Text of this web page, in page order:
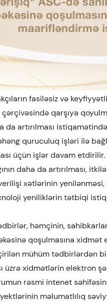
fasiləsiz və
qarşıya
da artırılması
quruculuq işləri ilə
üçün işlər davam
daha da artırılması,
xətlərinin
yeniliklərin tətbiqi
həmçinin,
qoşulmasına
mühüm tədbirlərdən
üzrə xidmətlərin elektron
rəsmi intenet
məlumatlılıq